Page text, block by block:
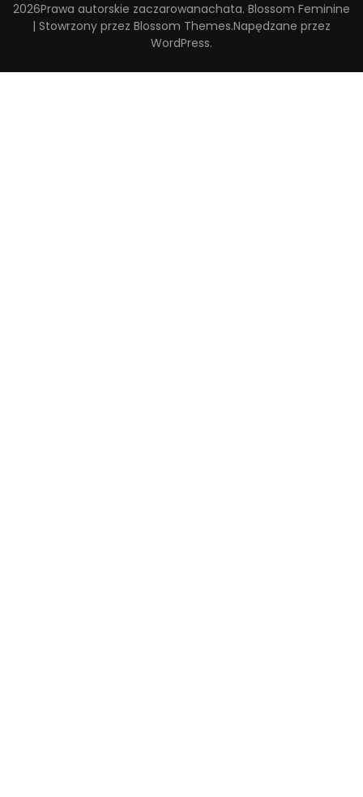
2026Prawa autorskie zaczarowanachata. Blossom Feminine
| Stowrzony przez Blossom Themes.Napędzane przez
WordPress.